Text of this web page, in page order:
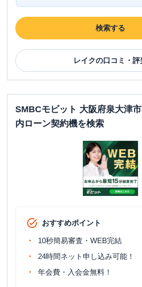
検索する
レイクの口コミ・評
SMBCモビット 大阪府泉大津
内ローン契約機を検索
おすすめポイント
10秒簡易審査・WEB完結
24時間ネット申し込み可能！
年会費・入会金無料！